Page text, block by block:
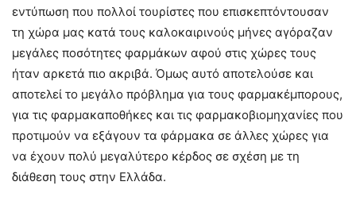
εντύπωση που πολλοί τουρίστες που επισκεπτόντουσαν
τη χώρα μας κατά τους καλοκαιρινούς μήνες αγόραζαν
μεγάλες ποσότητες φαρμάκων αφού στις χώρες τους
ήταν αρκετά πιο ακριβά. Όμως αυτό αποτελούσε και
αποτελεί το μεγάλο πρόβλημα για τους φαρμακέμπορους,
για τις φαρμακαποθήκες και τις φαρμακοβιομηχανίες που
προτιμούν να εξάγουν τα φάρμακα σε άλλες χώρες για
να έχουν πολύ μεγαλύτερο κέρδος σε σχέση με τη
διάθεση τους στην Ελλάδα.